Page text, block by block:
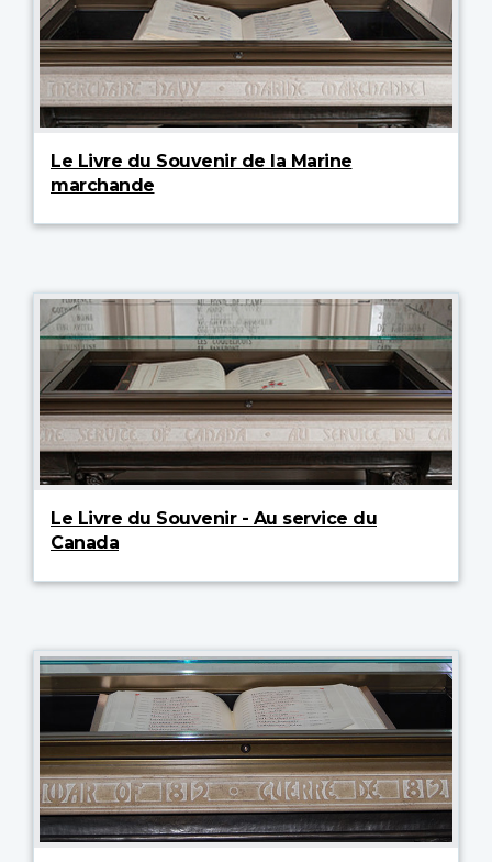
Le Livre du Souvenir de la Marine
marchande
Le Livre du Souvenir - Au service du
Canada